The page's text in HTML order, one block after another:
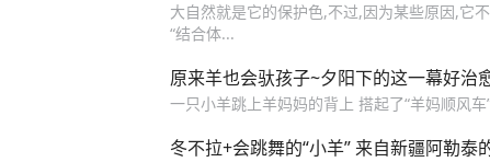
大自然就是它的保护色,不过,因为某些原因,它
“结合体...
原来羊也会驮孩子~夕阳下的这一幕好治
一只小羊跳上羊妈妈的背上 搭起了“羊妈顺风
冬不拉+会跳舞的“小羊” 来自新疆阿勒泰